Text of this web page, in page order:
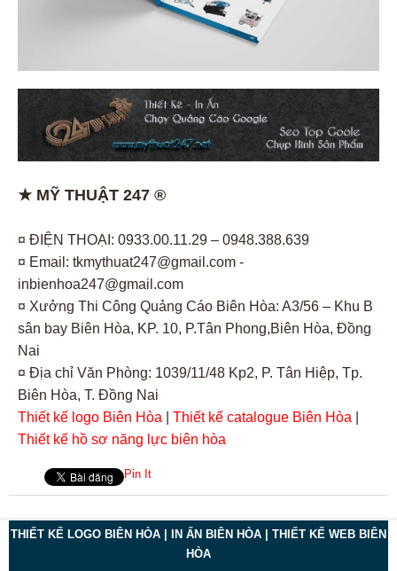
★ MỸ THUẬT 247 ®
¤ ĐIỆN THOẠI: 0933.00.11.29 – 0948.388.639
¤ Email: tkmythuat247@gmail.com -
inbienhoa247@gmail.com
¤ Xưởng Thi Công Quảng Cáo Biên Hòa: A3/56 – Khu B
sân bay Biên Hòa, KP. 10, P.Tân Phong,Biên Hòa, Đồng
Nai
¤ Địa chỉ Văn Phòng: 1039/11/48 Kp2, P. Tân Hiệp, Tp.
Biên Hòa, T. Đồng Nai
Thiết kế logo Biên Hòa
Thiết kế catalogue Biên Hòa
Thiết kế hồ sơ năng lực biên hòa
Pin It
THIẾT KẾ LOGO BIÊN HÒA | IN ẤN BIÊN HÒA | THIẾT KẾ WEB BIÊN
HÒA